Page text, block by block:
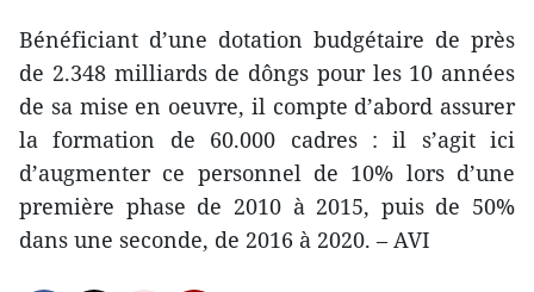
Bénéficiant d’une dotation budgétaire de près
de 2.348 milliards de dôngs pour les 10 années
de sa mise en oeuvre, il compte d’abord assurer
la formation de 60.000 cadres : il s’agit ici
d’augmenter ce personnel de 10% lors d’une
première phase de 2010 à 2015, puis de 50%
dans une seconde, de 2016 à 2020. – AVI